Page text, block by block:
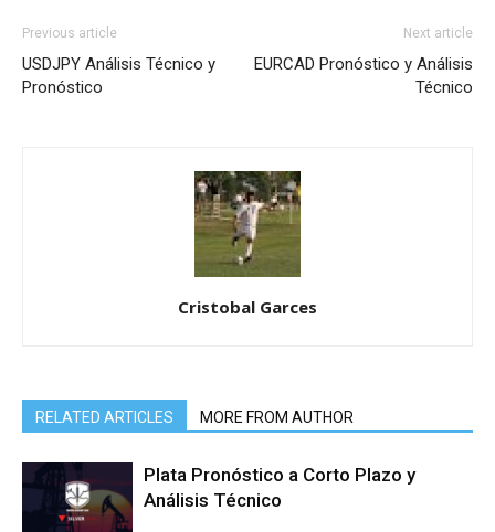
Previous article
USDJPY Análisis Técnico y
Pronóstico
Next article
EURCAD Pronóstico y Análisis
Técnico
Cristobal Garces
RELATED ARTICLES MORE FROM AUTHOR
Plata Pronóstico a Corto Plazo y
Análisis Técnico